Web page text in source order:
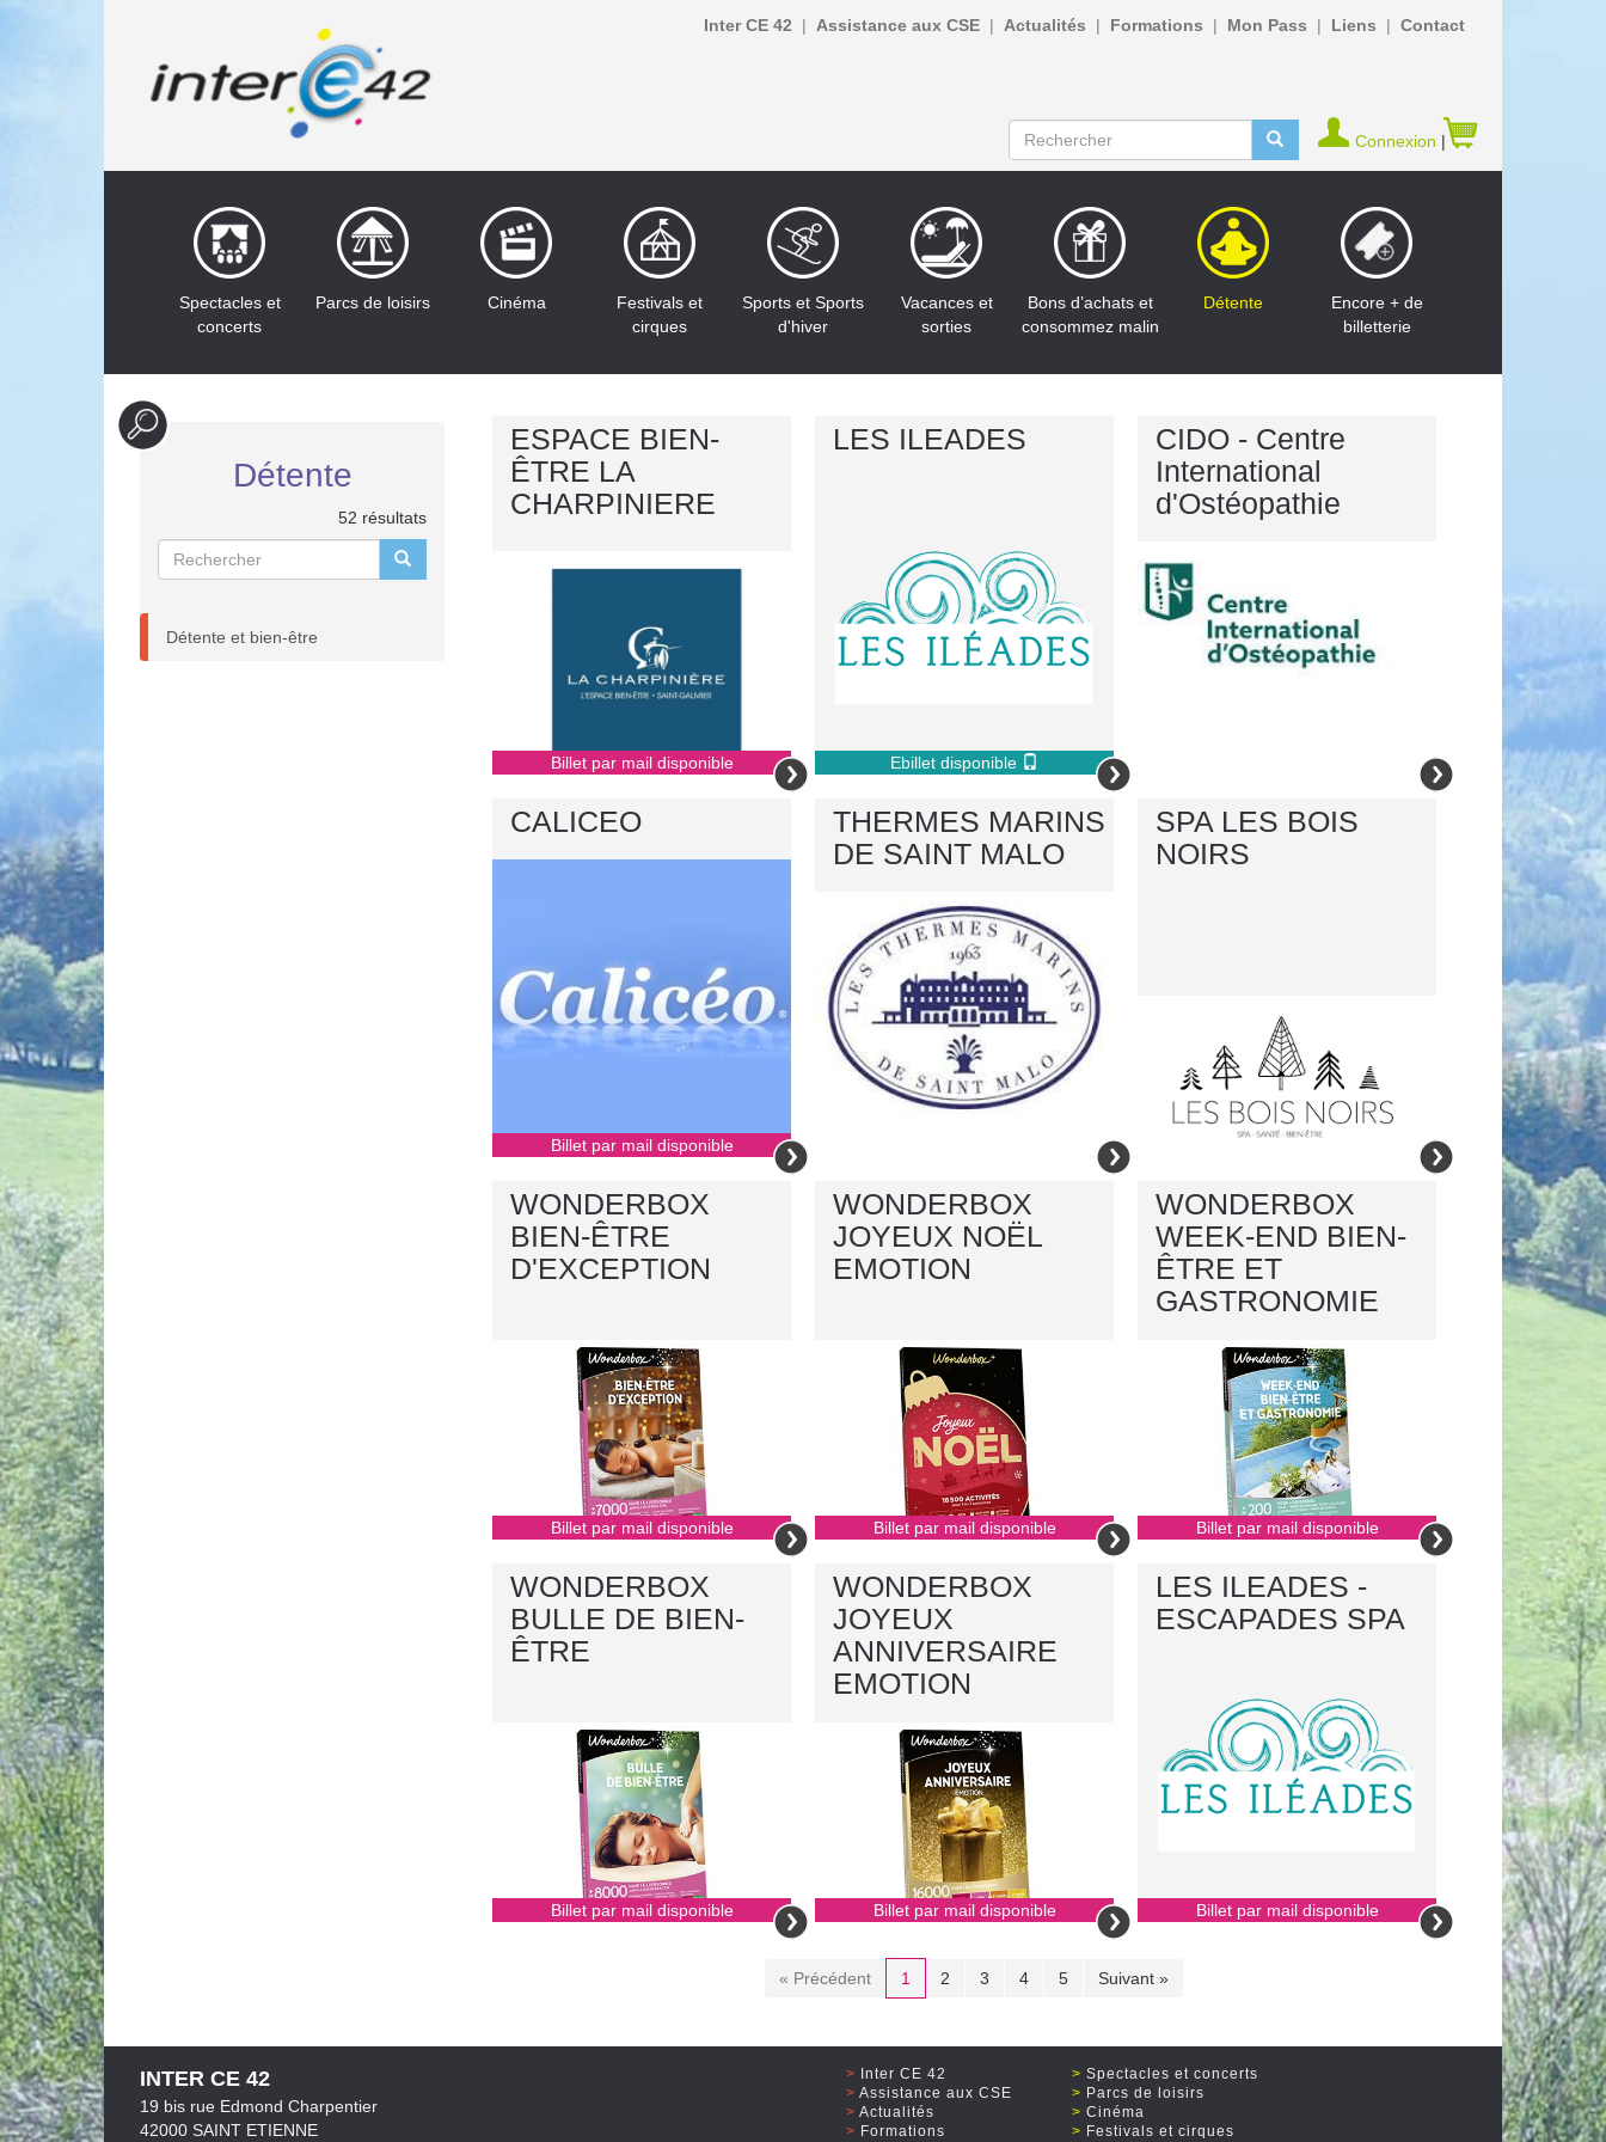
Inter CE 42 Assistance aux CSE Actualités Formations Mon Pass Liens Contact
Connexion |
Spectacles et
concerts
Parcs de loisirs Cinéma
Festivals et
cirques
Sports et Sports
d'hiver
Vacances et
sorties
Bons d’achats et
consommez malin
Détente
Encore + de
billetterie
Détente
52 résultats
Détente et bien-être
Billet par mail disponible
ESPACE BIEN-
ÊTRE LA
CHARPINIERE
Ebillet disponible
LES ILEADES
CIDO - Centre
International
d'Ostéopathie
Billet par mail disponible
CALICEO
THERMES MARINS
DE SAINT MALO
SPA LES BOIS
NOIRS
Billet par mail disponible
WONDERBOX
BIEN-ÊTRE
D'EXCEPTION
Billet par mail disponible
WONDERBOX
JOYEUX NOËL
EMOTION
Billet par mail disponible
WONDERBOX
WEEK-END BIEN-
ÊTRE ET
GASTRONOMIE
Billet par mail disponible
WONDERBOX
BULLE DE BIEN-
ÊTRE
Billet par mail disponible
WONDERBOX
JOYEUX
ANNIVERSAIRE
EMOTION
Billet par mail disponible
LES ILEADES -
ESCAPADES SPA
« Précédent 1 2 3 4 5 Suivant »
INTER CE 42
19 bis rue Edmond Charpentier
42000 SAINT ETIENNE
Inter CE 42
Assistance aux CSE
Actualités
Formations
Spectacles et concerts
Parcs de loisirs
Cinéma
Festivals et cirques